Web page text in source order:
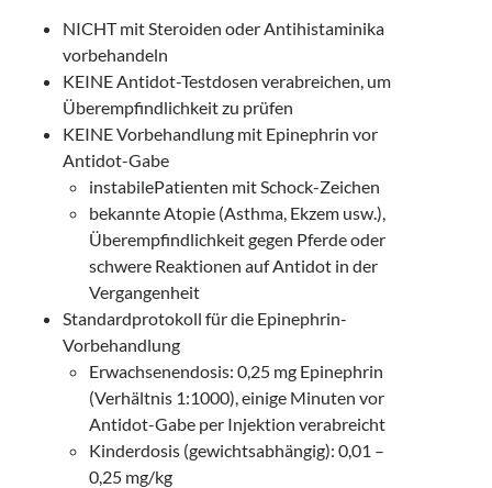
NICHT mit Steroiden oder Antihistaminika
vorbehandeln
KEINE Antidot-Testdosen verabreichen, um
Überempfindlichkeit zu prüfen
KEINE Vorbehandlung mit Epinephrin vor
Antidot-Gabe
instabilePatienten mit Schock-Zeichen
bekannte Atopie (Asthma, Ekzem usw.),
Überempfindlichkeit gegen Pferde oder
schwere Reaktionen auf Antidot in der
Vergangenheit
Standardprotokoll für die Epinephrin-
Vorbehandlung
Erwachsenendosis: 0,25 mg Epinephrin
(Verhältnis 1:1000), einige Minuten vor
Antidot-Gabe per Injektion verabreicht
Kinderdosis (gewichtsabhängig): 0,01 –
0,25 mg/kg